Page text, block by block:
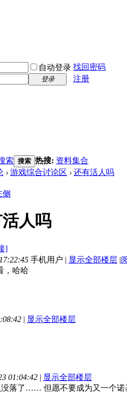
自动登录 找回密码
登录
注册
索 搜索 热搜: 资料集合
› 游戏综合讨论区 › 还有活人吗
人吗
]
手机用户 | 显示全部楼层 |
，哈哈
| 显示全部楼层
01:04:42 | 显示全部楼层
没落了…… 但愿不要成为又一个